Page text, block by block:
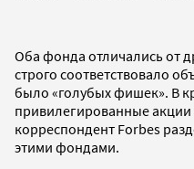
Оба фонда отличались от
строго соответствовало
было «голубых фишек». В
привилегированные
корреспондент Forbes
этими фондами.